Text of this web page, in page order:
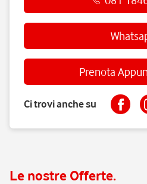
Prenota
Ci trovi anche su
Le nostre Offerte.